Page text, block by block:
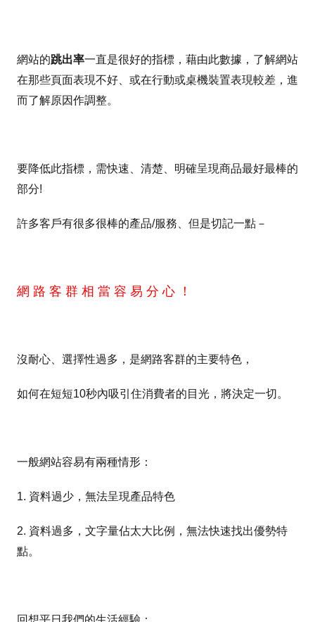
網站的跳出率一直是很好的指標，藉由此數據，了解網站
在那些頁面表現不好、或在行動或桌機裝置表現較差，進
而了解原因作調整。
要降低此指標，需快速、清楚、明確呈現商品最好最棒的
部分!
許多客戶有很多很棒的產品/服務、但是切記一點－
網 路 客 群 相 當 容 易 分 心 ！
沒耐心、選擇性過多，是網路客群的主要特色，
如何在短短10秒內吸引住消費者的目光，將決定一切。
一般網站容易有兩種情形：
1. 資料過少，無法呈現產品特色
2. 資料過多，文字量佔太大比例，無法快速找出優勢特
點。
回想平日我們的生活經驗：